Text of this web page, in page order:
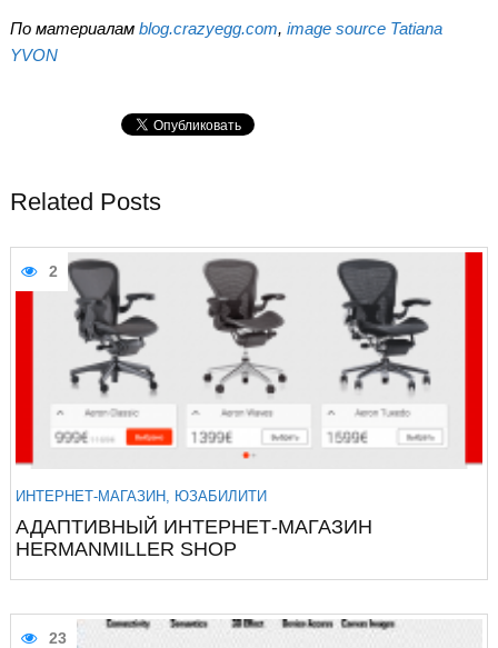
По материалам blog.crazyegg.com, image source Tatiana
YVON
Related Posts
2
ИНТЕРНЕТ-МАГАЗИН ЮЗАБИЛИТИ
АДАПТИВНЫЙ ИНТЕРНЕТ-МАГАЗИН
HERMANMILLER SHOP
23